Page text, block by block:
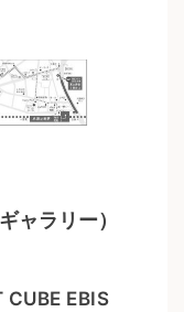
ャラリー）
EBIS